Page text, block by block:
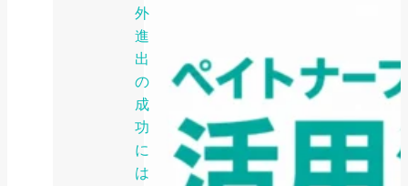
外
進
出
の
成
功
に
は